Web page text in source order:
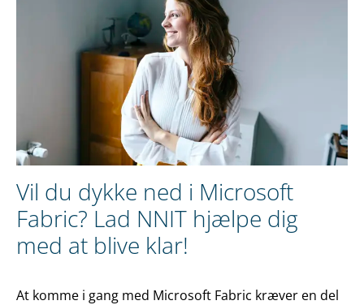
Vil du dykke ned i Microsoft
Fabric? Lad NNIT hjælpe dig
med at blive klar!
At komme i gang med Microsoft Fabric kræver en del